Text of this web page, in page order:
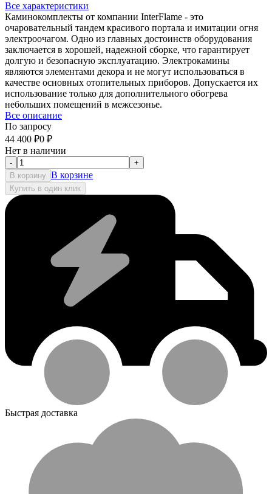
Все характеристики
Каминокомплекты от компании InterFlame - это
очаровательный тандем красивого портала и имитации огня
электроочагом. Одно из главных достоинств оборудования
заключается в хорошей, надежной сборке, что гарантирует
долгую и безопасную эксплуатацию. Электрокамины
являются элементами декора и не могут использоваться в
качестве основных отопительных приборов. Допускается их
использование только для дополнительного обогрева
небольших помещений в межсезонье.
Все описание
По запросу
44 400 ₽0 ₽
Нет в наличии
-
+
В корзину В корзине
Купить в один клик
Быстрая доставка